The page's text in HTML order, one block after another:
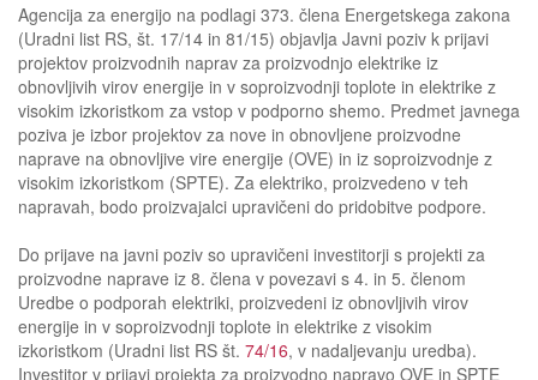
Agencija za energijo na podlagi 373. člena Energetskega zakona
(Uradni list RS, št. 17/14 in 81/15) objavlja Javni poziv k prijavi
projektov proizvodnih naprav za proizvodnjo elektrike iz
obnovljivih virov energije in v soproizvodnji toplote in elektrike z
visokim izkoristkom za vstop v podporno shemo. Predmet javnega
poziva je izbor projektov za nove in obnovljene proizvodne
naprave na obnovljive vire energije (OVE) in iz soproizvodnje z
visokim izkoristkom (SPTE). Za elektriko, proizvedeno v teh
napravah, bodo proizvajalci upravičeni do pridobitve podpore.
Do prijave na javni poziv so upravičeni investitorji s projekti za
proizvodne naprave iz 8. člena v povezavi s 4. in 5. členom
Uredbe o podporah elektriki, proizvedeni iz obnovljivih virov
energije in v soproizvodnji toplote in elektrike z visokim
izkoristkom (Uradni list RS št. 74/16, v nadaljevanju uredba).
Investitor v prijavi projekta za proizvodno napravo OVE in SPTE